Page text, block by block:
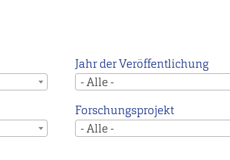
Jahr der Veröffentlichung
- Alle -
Forschungsprojekt
- Alle -